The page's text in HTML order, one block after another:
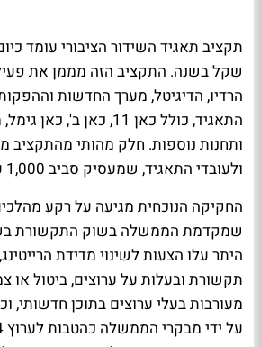
שקל בשנה. התקציב הזה מממן את
הרדיו, הדיגיטל, מערך החדשות
התאגיד, כולל כאן 11, כאן ב',
ותחנות נוספות. חלק מהותי מהתקציב
ולעובדי התאגיד, שמעסיק סביב 1,000 עובדים.
החקיקה הנוכחית מגיעה על רקע
שמקדמת הממשלה בשוק התקשורת
היתר עלו הצעות לשינוי מדידת
תקשורת ובעלות על ערוצים, ביטול או
מעורבות בעלי ערוצים בתוכן חדשותי,